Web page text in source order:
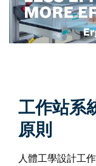
工作站系
原則
人體工學設計工